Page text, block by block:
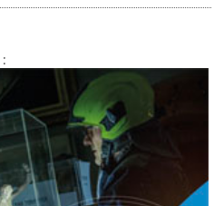
: